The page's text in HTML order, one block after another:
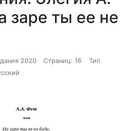
заре ты ее не
2020 Страниц: 16
Тип